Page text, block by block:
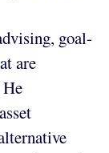
goal-
are